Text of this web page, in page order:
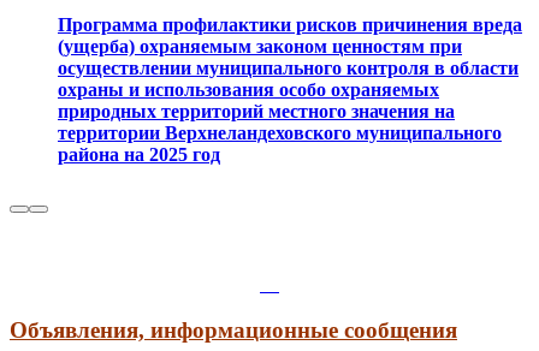
Программа профилактики рисков причинения вреда
(ущерба) охраняемым законом ценностям при
осуществлении муниципального контроля в области
охраны и использования особо охраняемых
природных территорий местного значения на
территории Верхнеландеховского муниципального
района на 2025 год
Объявления, информационные сообщения